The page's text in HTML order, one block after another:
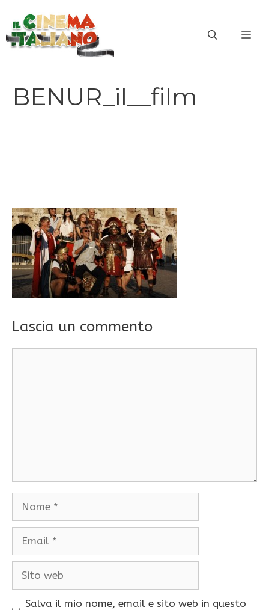
contenuto
BENUR_il__film
Lascia un commento
Salva il mio nome, email e sito web in questo